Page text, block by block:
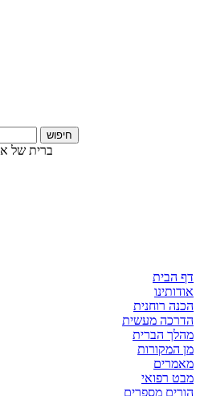
חיפוש
דף הבית
אודותינו
הכנה רוחנית
הדרכה מעשית
מהלך הברית
מן המקורות
מאמרים
מבט רפואי
הורים מספרים